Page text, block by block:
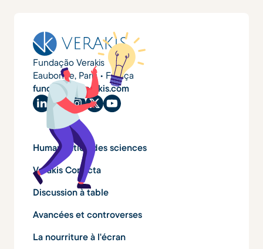
Fundação Verakis
Eaubonne, Paris • França
fundacao@verakis.com
Humanisation des sciences
Verakis Conecta
Discussion à table
Avancées et controverses
La nourriture à l'écran